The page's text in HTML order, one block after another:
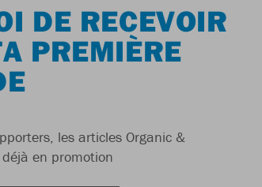
DE RECEVOIR
PREMIÈRE
les articles Organic &
en promotion